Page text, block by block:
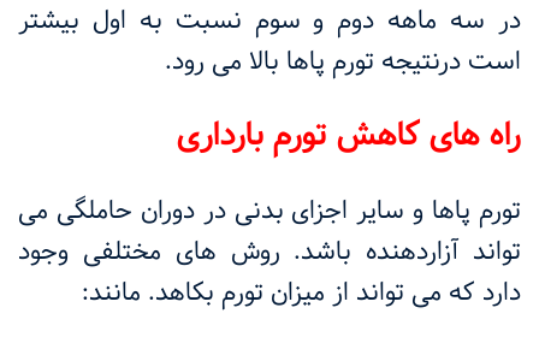
در سه ماهه دوم و سوم نسبت به اول بیشتر
است درنتیجه تورم پاها بالا می رود.
راه های کاهش تورم بارداری
تورم پاها و سایر اجزای بدنی در دوران حاملگی می
تواند آزاردهنده باشد. روش های مختلفی وجود
دارد که می تواند از میزان تورم بکاهد. مانند: